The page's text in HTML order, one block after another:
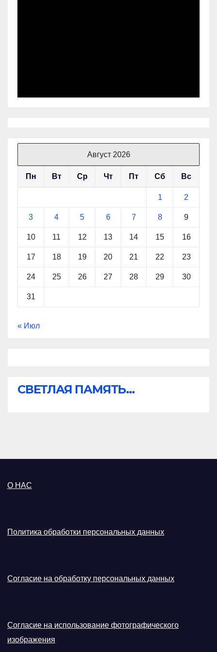
Август 2026
Пн Вт Ср Чт Пт Сб Вс
1 2
3 4 5 6 7 8 9
10 11 12 13 14 15 16
17 18 19 20 21 22 23
24 25 26 27 28 29 30
31
« Июл
СВЕТЛАЯ ПАМЯТЬ...
О НАС
Политика обработки персональных данных
Согласие на обработку персональных данных
Согласие на использование фотографического
изображения